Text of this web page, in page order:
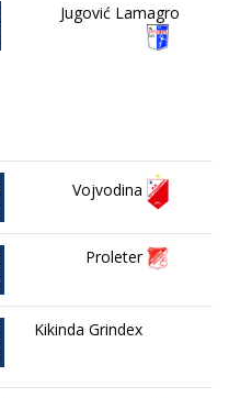
Jugović Lamagro
Vojvodina
Proleter
Kikinda Grindex